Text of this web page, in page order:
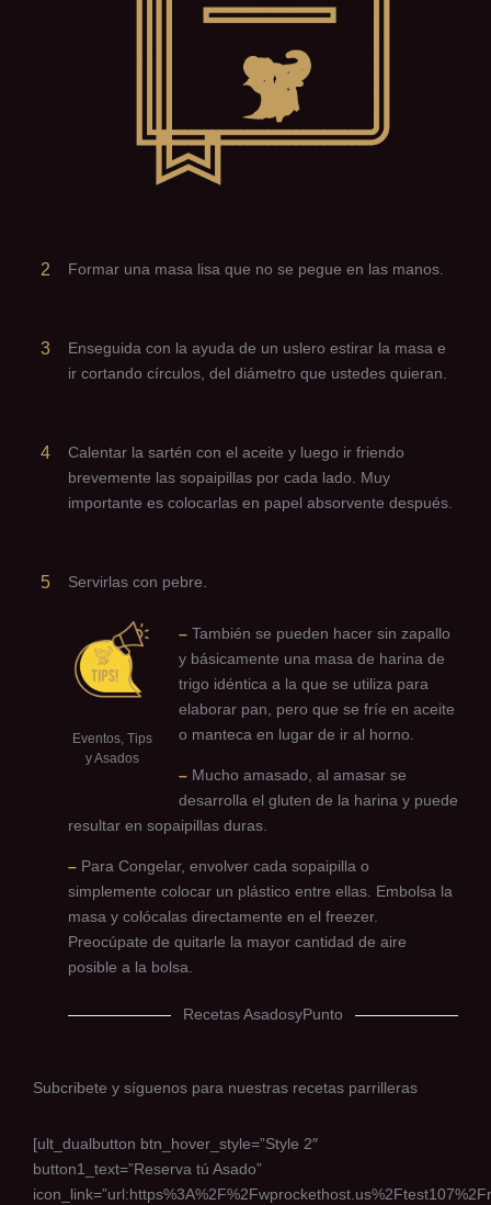
2 Formar una masa lisa que no se pegue en las manos.
3
Enseguida con la ayuda de un uslero estirar la masa e
ir cortando círculos, del diámetro que ustedes quieran.
4
Calentar la sartén con el aceite y luego ir friendo
brevemente las sopaipillas por cada lado. Muy
importante es colocarlas en papel absorvente después.
5 Servirlas con pebre.
Eventos, Tips
y Asados
– También se pueden hacer sin zapallo
y básicamente una masa de harina de
trigo idéntica a la que se utiliza para
elaborar pan, pero que se fríe en aceite
o manteca en lugar de ir al horno.
– Mucho amasado, al amasar se
desarrolla el gluten de la harina y puede
resultar en sopaipillas duras.
– Para Congelar, envolver cada sopaipilla o
simplemente colocar un plástico entre ellas. Embolsa la
masa y colócalas directamente en el freezer.
Preocúpate de quitarle la mayor cantidad de aire
posible a la bolsa.
Recetas AsadosyPunto
Subcribete y síguenos para nuestras recetas parrilleras
[ult_dualbutton btn_hover_style=”Style 2″
button1_text=”Reserva tú Asado”